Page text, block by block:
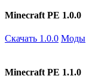
Minecraft PE 1.0.0
Скачать 1.0.0 Моды
Minecraft PE 1.1.0